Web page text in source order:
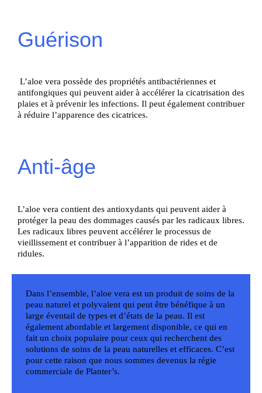
Guérison
L’aloe vera possède des propriétés antibactériennes et
antifongiques qui peuvent aider à accélérer la cicatrisation des
plaies et à prévenir les infections. Il peut également contribuer
à réduire l’apparence des cicatrices.
Anti-âge
L’aloe vera contient des antioxydants qui peuvent aider à
protéger la peau des dommages causés par les radicaux libres.
Les radicaux libres peuvent accélérer le processus de
vieillissement et contribuer à l’apparition de rides et de
ridules.
Dans l’ensemble, l’aloe vera est un produit de soins de la
peau naturel et polyvalent qui peut être bénéfique à un
large éventail de types et d’états de la peau. Il est
également abordable et largement disponible, ce qui en
fait un choix populaire pour ceux qui recherchent des
solutions de soins de la peau naturelles et efficaces. C’est
pour cette raison que nous sommes devenus la régie
commerciale de Planter’s.